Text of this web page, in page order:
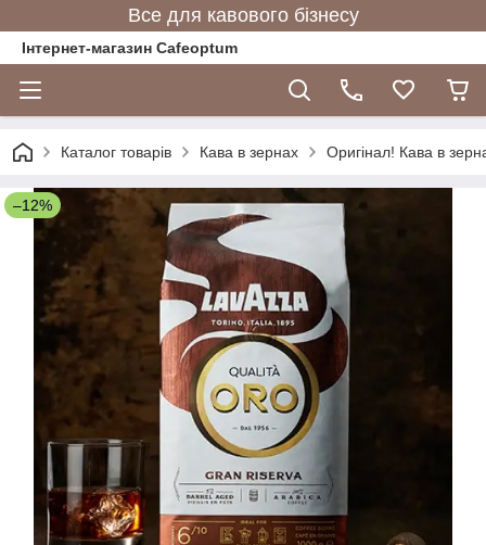
Все для кавового бізнесу
Інтернет-магазин Cafeoptum
Каталог товарів Кава в зернах Оригінал! Кава в
–12%